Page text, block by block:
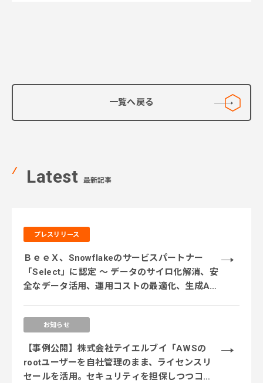
一覧へ戻る
Latest 最新記事
プレスリリース
ＢｅｅＸ、Snowflakeのサービスパートナー
「Select」に認定 ～ データのサイロ化解消、安
全なデータ活用、運用コストの最適化、生成AI
お知らせ
【事例公開】株式会社テイエルブイ「AWSの
rootユーザーを自社管理のまま、ライセンスリ
セールを活用。セキュリティを担保しつつコス